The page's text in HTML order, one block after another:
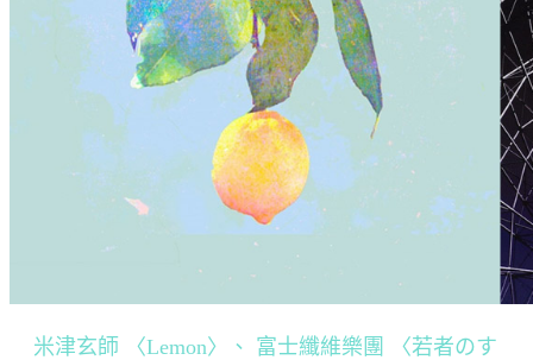
米津玄師 〈Lemon〉、 富士纖維樂團 〈若者のす